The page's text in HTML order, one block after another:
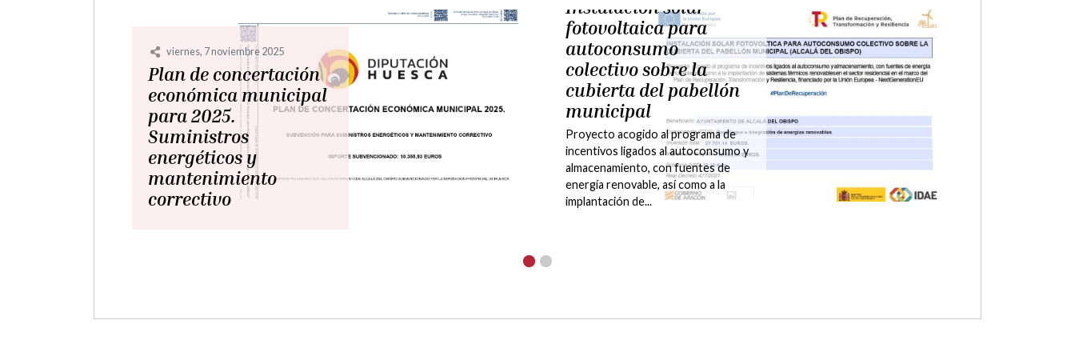
jueves, 8 diciembre 2022
Ruta saludable
DEPORTECULTURA
Circuito puesto en marcha con el
objetivo de promover la salud
miércoles, 29 diciembre 2021
Programación de
actividades 2021
-2022
DEPORTECULTURA
La Comarca Hoya de Huesca|Plana
de Uesca ha puesto a disposición
una amplia oferta de cursos y
talleres para realizar actividades
deportivas y...